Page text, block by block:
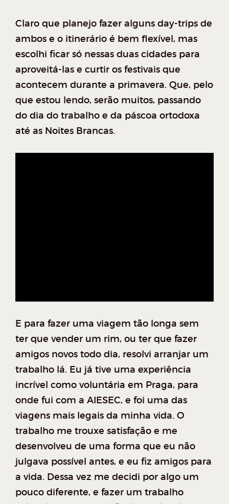
Claro que planejo fazer alguns day-trips de
ambos e o itinerário é bem flexível, mas
escolhi ficar só nessas duas cidades para
aproveitá-las e curtir os festivais que
acontecem durante a primavera. Que, pelo
que estou lendo, serão muitos, passando
do dia do trabalho e da páscoa ortodoxa
até as Noites Brancas.
E para fazer uma viagem tão longa sem
ter que vender um rim, ou ter que fazer
amigos novos todo dia, resolvi arranjar um
trabalho lá. Eu já tive uma experiência
incrível como voluntária em Praga, para
onde fui com a AIESEC, e foi uma das
viagens mais legais da minha vida. O
trabalho me trouxe satisfação e me
desenvolveu de uma forma que eu não
julgava possível antes, e eu fiz amigos para
a vida. Dessa vez me decidi por algo um
pouco diferente, e fazer um trabalho